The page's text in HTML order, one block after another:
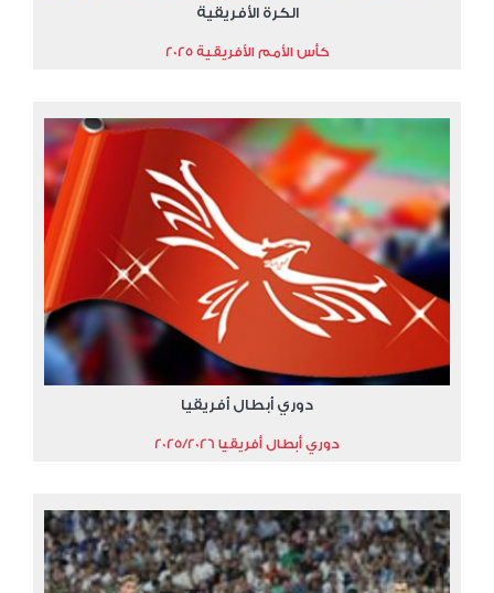
الكرة الأفريقية
كأس الأمم الأفريقية 2025
دوري أبطال أفريقيا
دوري أبطال أفريقيا 2025/2026